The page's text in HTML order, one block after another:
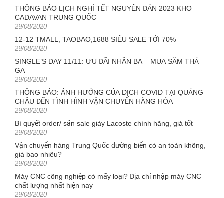
THÔNG BÁO LỊCH NGHỈ TẾT NGUYÊN ĐÁN 2023 KHO
CADAVAN TRUNG QUỐC
Posted
29/08/2020
12-12 TMALL, TAOBAO,1688 SIÊU SALE TỚI 70%
Posted
29/08/2020
SINGLE’S DAY 11/11: ƯU ĐÃI NHÂN BA – MUA SẮM THẢ
GA
Posted
29/08/2020
THÔNG BÁO: ẢNH HƯỞNG CỦA DỊCH COVID TẠI QUẢNG
CHÂU ĐẾN TÌNH HÌNH VẬN CHUYỂN HÀNG HÓA
Posted
29/08/2020
Bí quyết order/ săn sale giày Lacoste chính hãng, giá tốt
Posted
29/08/2020
Vận chuyển hàng Trung Quốc đường biển có an toàn không,
giá bao nhiêu?
Posted
29/08/2020
Máy CNC công nghiệp có mấy loại? Địa chỉ nhập máy CNC
chất lượng nhất hiện nay
Posted
29/08/2020